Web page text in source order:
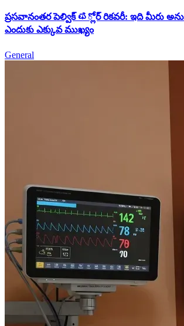
ప్రసవానంతర పెల్విక్ ಫ్లోర్ రికవరీ: ఇది మీరు
ఎందుకు ఎక్కువ ముఖ్యం
General